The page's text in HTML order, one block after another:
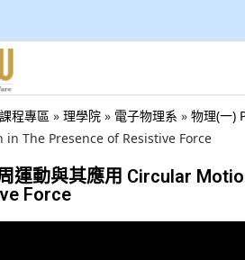
課程專區 » 理學院 » 電子物理系 » 物理(一)
in The Presence of Resistive Force
運動與其應用 Circular
Force